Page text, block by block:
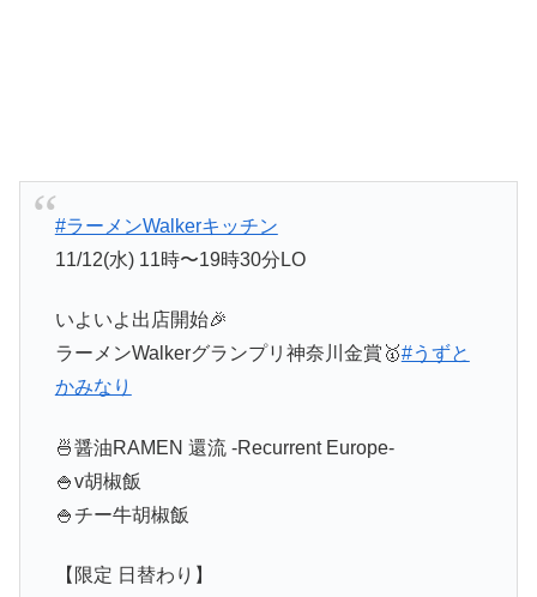
#ラーメンWalkerキッチン
11/12(水) 11時〜19時30分LO
いよいよ出店開始🎉
ラーメンWalkerグランプリ神奈川金賞🥇#うずと
かみなり
🍜醤油RAMEN 還流 -Recurrent Europe-
🍚v胡椒飯
🍚チー牛胡椒飯
【限定 日替わり】